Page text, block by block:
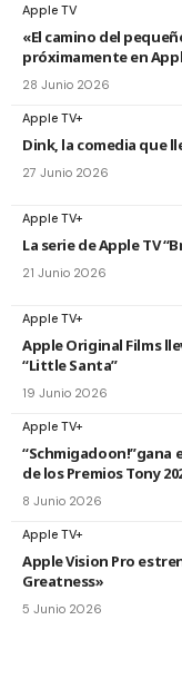
Apple TV
«El camino del
próximamente en
28 Junio 2026
Apple TV+
Dink, la comedia que
27 Junio 2026
Apple TV+
La serie de Apple TV
21 Junio 2026
Apple TV+
Apple Original Films
“Little Santa”
19 Junio 2026
Apple TV+
“Schmigadoon!”gana
de los Premios Tony
8 Junio 2026
Apple TV+
Apple Vision Pro
Greatness»
5 Junio 2026